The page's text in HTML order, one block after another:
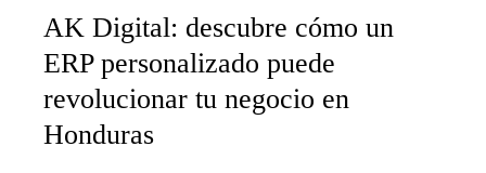
AK Digital: descubre cómo un
ERP personalizado puede
revolucionar tu negocio en
Honduras